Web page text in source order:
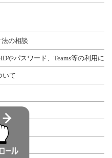
の相談
やパスワード、Teams等の利用に
いて